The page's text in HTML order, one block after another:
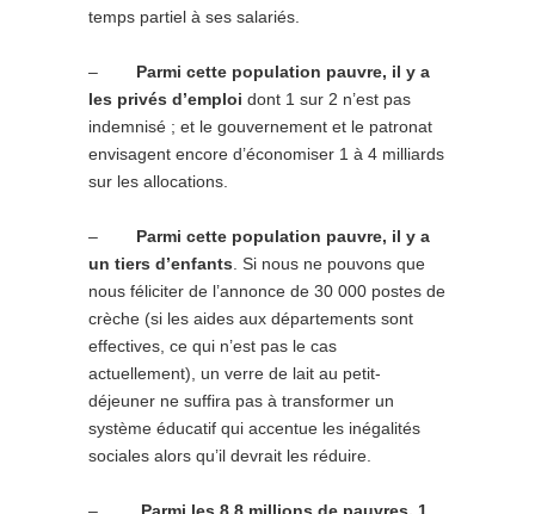
temps partiel à ses salariés.
– Parmi cette population pauvre, il y a
les privés d’emploi dont 1 sur 2 n’est pas
indemnisé ; et le gouvernement et le patronat
envisagent encore d’économiser 1 à 4 milliards
sur les allocations.
– Parmi cette population pauvre, il y a
un tiers d’enfants . Si nous ne pouvons que
nous féliciter de l’annonce de 30 000 postes de
crèche (si les aides aux départements sont
effectives, ce qui n’est pas le cas
actuellement), un verre de lait au petit-
déjeuner ne suffira pas à transformer un
système éducatif qui accentue les inégalités
sociales alors qu’il devrait les réduire.